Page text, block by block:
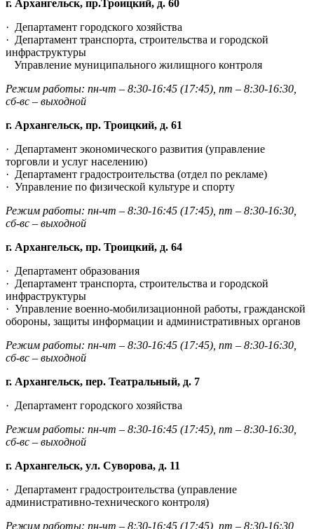
г. Архангельск, пр.Троицкий, д. 60
· Департамент городского хозяйства
· Департамент транспорта, строительства и городской
инфраструктуры
Управление муниципального жилищного контроля
Режим работы: пн-чт – 8:30-16:45 (17:45), пт – 8:30-16:30,
сб-вс – выходной
г. Архангельск, пр. Троицкий, д. 61
· Департамент экономического развития (управление
торговли и услуг населению)
· Департамент градостроительства (отдел по рекламе)
· Управление по физической культуре и спорту
Режим работы: пн-чт – 8:30-16:45 (17:45), пт – 8:30-16:30,
сб-вс – выходной
г. Архангельск, пр. Троицкий, д. 64
· Департамент образования
· Департамент транспорта, строительства и городской
инфраструктуры
· Управление военно-мобилизационной работы, гражданской
обороны, защиты информации и административных органов
Режим работы: пн-чт – 8:30-16:45 (17:45), пт – 8:30-16:30,
сб-вс – выходной
г. Архангельск, пер. Театральный, д. 7
· Департамент городского хозяйства
Режим работы: пн-чт – 8:30-16:45 (17:45), пт – 8:30-16:30,
сб-вс – выходной
г. Архангельск, ул. Суворова, д. 11
· Департамент градостроительства (управление
административно-технического контроля)
Режим работы: пн-чт – 8:30-16:45 (17:45), пт – 8:30-16:30,